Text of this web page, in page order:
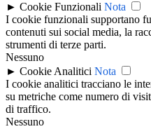
► Cookie Funzionali Nota
I cookie funzionali supportano
contenuti sui social media, la
strumenti di terze parti.
Nessuno
► Cookie Analitici Nota
I cookie analitici tracciano le
su metriche come numero di
di traffico.
Nessuno